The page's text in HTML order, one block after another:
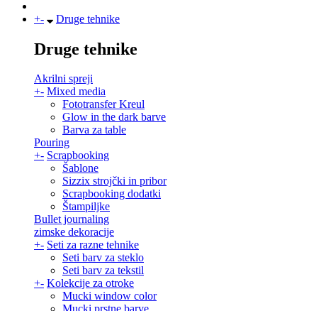
+- Druge tehnike
Druge tehnike
Akrilni spreji
+- Mixed media
Fototransfer Kreul
Glow in the dark barve
Barva za table
Pouring
+- Scrapbooking
Šablone
Sizzix strojčki in pribor
Scrapbooking dodatki
Štampiljke
Bullet journaling
zimske dekoracije
+- Seti za razne tehnike
Seti barv za steklo
Seti barv za tekstil
+- Kolekcije za otroke
Mucki window color